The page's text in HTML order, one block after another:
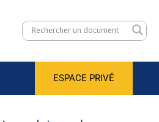
ESPACE PRIVÉ